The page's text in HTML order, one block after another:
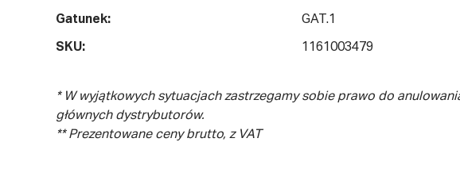
Gatunek: GAT.1
SKU: 1161003479
* W wyjątkowych sytuacjach zastrzegamy sobie prawo do
głównych dystrybutorów.
** Prezentowane ceny brutto, z VAT